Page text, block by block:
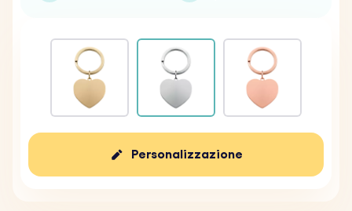
Personalizzazione